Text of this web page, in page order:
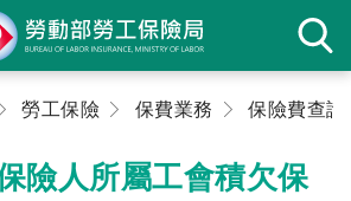
勞工保險 保費業務 保險費查詢
險人所屬工會積欠保